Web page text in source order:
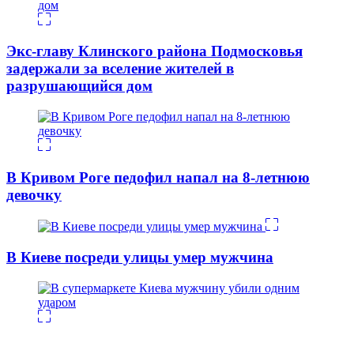
Экс-главу Клинского района Подмосковья
задержали за вселение жителей в
разрушающийся дом
В Кривом Роге педофил напал на 8-летнюю
девочку
В Киеве посреди улицы умер мужчина